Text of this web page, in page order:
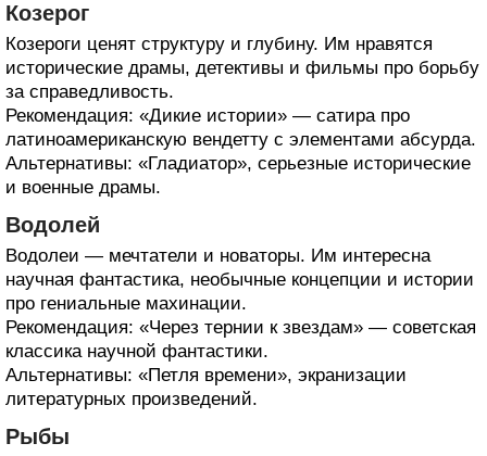
Козерог
Козероги ценят структуру и глубину. Им нравятся
исторические драмы, детективы и фильмы про борьбу
за справедливость.
Рекомендация: «Дикие истории» — сатира про
латиноамериканскую вендетту с элементами абсурда.
Альтернативы: «Гладиатор», серьезные исторические
и военные драмы.
Водолей
Водолеи — мечтатели и новаторы. Им интересна
научная фантастика, необычные концепции и истории
про гениальные махинации.
Рекомендация: «Через тернии к звездам» — советская
классика научной фантастики.
Альтернативы: «Петля времени», экранизации
литературных произведений.
Рыбы